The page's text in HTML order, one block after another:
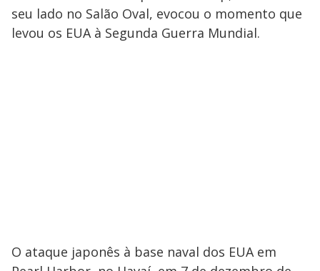
seu lado no Salão Oval, evocou o momento que
levou os EUA à Segunda Guerra Mundial.
O ataque japonês à base naval dos EUA em